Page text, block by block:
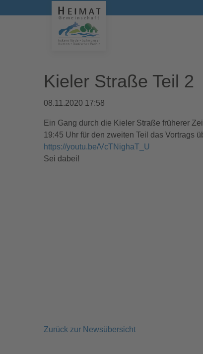
Kieler Straße Teil 2
08.11.2020 17:58
Ein Gang durch die Kieler Straße früherer
19:45 Uhr für den zweiten Teil das Vortrags
https://youtu.be/VcTNighaT_U
Sei dabei!
Zurück zur Newsübersicht